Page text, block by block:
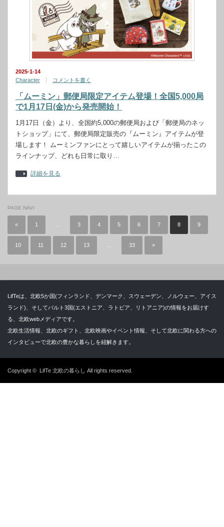
2025-1-14
Character
コメントを書く
「ムーミン」郵便局限定アイテム登場！全国5,000局
で1月17日(金)から発売開始！
1月17日（金）より、全国約5,000の郵便局および「郵便局のネッ
トショップ」にて、郵便局限定販売の『ムーミン』アイテムが登
場します！ ムーミンファンにとって嬉しいアイテムが揃ったこの
ラインナップ、どれも日常に取り…
詳細を見る
PAGE NAVI
« 1 3 4 5 6 7 8 9
10 11 12 13 33 »
LifTeは、北欧5か国(フィンランド、デンマーク、スウェーデン、ノルウェー、アイス
ランド)、そしてバルト3国(エストニア、ラトビア、リトアニア)の情報をお届けす
る、北欧webメディアです。
北欧生活情報、北欧のギフト、北欧映画やイベント情報、そして北欧に関わる方への
インタビューで北欧の豊かな暮らしを紐解きます。
Copyright © LifTe 北欧の暮らし All rights reserved.